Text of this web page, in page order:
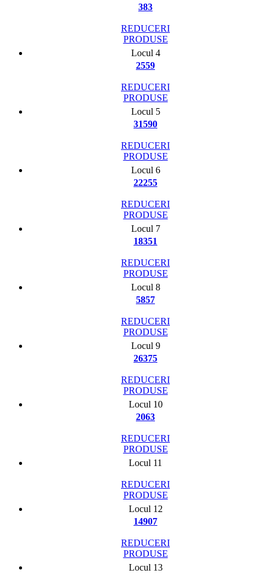
383
REDUCERI
PRODUSE
Locul 4
2559
REDUCERI
PRODUSE
Locul 5
31590
REDUCERI
PRODUSE
Locul 6
22255
REDUCERI
PRODUSE
Locul 7
18351
REDUCERI
PRODUSE
Locul 8
5857
REDUCERI
PRODUSE
Locul 9
26375
REDUCERI
PRODUSE
Locul 10
2063
REDUCERI
PRODUSE
Locul 11
REDUCERI
PRODUSE
Locul 12
14907
REDUCERI
PRODUSE
Locul 13